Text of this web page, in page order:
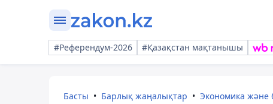
#Референдум-2026 #Қазақстан мақтанышы
Басты Барлық жаңалықтар Экономика және